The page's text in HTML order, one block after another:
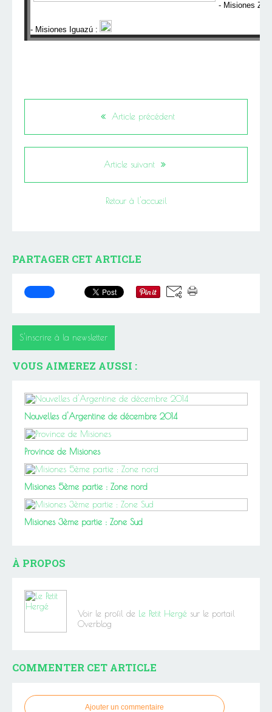
- Misiones
- Misiones Iguazú :
Article précédent
Article suivant
Retour à l'accueil
PARTAGER CET ARTICLE
S'inscrire à la newsletter
VOUS AIMEREZ AUSSI :
Nouvelles d'Argentine de décembre 2014
Province de Misiones
Misiones 5ème partie : Zone nord
Misiones 3ème partie : Zone Sud
À PROPOS
Voir le profil de Le Petit Hergé sur le portail
Overblog
COMMENTER CET ARTICLE
Ajouter un commentaire